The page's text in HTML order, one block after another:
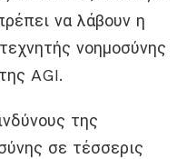
να λάβουν η
νοημοσύνης
AGI.
της
σε τέσσερις